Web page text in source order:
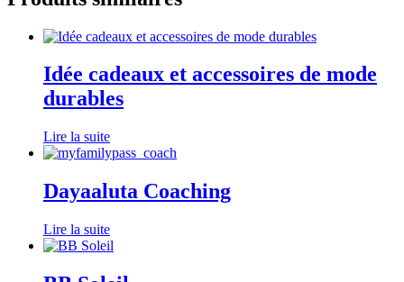
Idée cadeaux et accessoires de mode
durables
Lire la suite
Dayaaluta Coaching
Lire la suite